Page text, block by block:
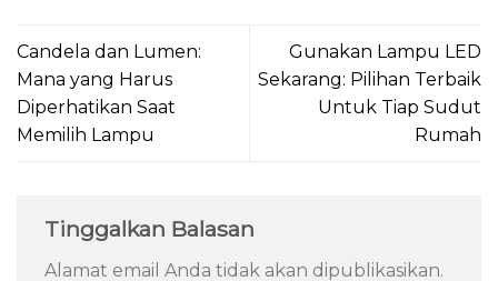
Candela dan Lumen:
Mana yang Harus
Diperhatikan Saat
Memilih Lampu
Gunakan Lampu LED
Sekarang: Pilihan Terbaik
Untuk Tiap Sudut
Rumah
Tinggalkan Balasan
Alamat email Anda tidak akan dipublikasikan.